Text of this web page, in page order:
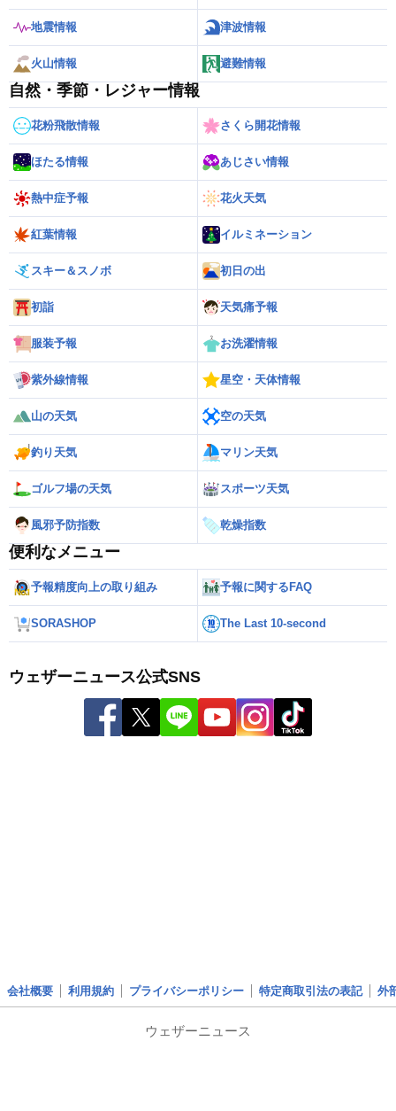
地震情報 津波情報
火山情報 避難情報
自然・季節・レジャー情報
花粉飛散情報 さくら開花情報
ほたる情報 あじさい情報
熱中症予報 花火天気
紅葉情報 イルミネーション
スキー＆スノボ 初日の出
初詣 天気痛予報
服装予報 お洗濯情報
紫外線情報 星空・天体情報
山の天気 空の天気
釣り天気 マリン天気
ゴルフ場の天気 スポーツ天気
風邪予防指数 乾燥指数
便利なメニュー
予報精度向上の取り組み 予報に関するFAQ
SORASHOP The Last 10-second
ウェザーニュース公式SNS
会社概要 利用規約 プライバシーポリシー 特定商取引法の表記 外
ウェザーニュース